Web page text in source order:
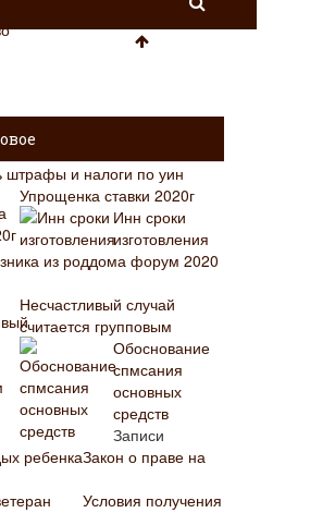
штрафы и налоги по уин
Упрощенка ставки 2020г
Инн сроки
изготовления
из роддома форум 2020
Несчастливый случай
считается групповым
Обоснование
спмсания
основных
средств
Записи
Закон о праве на
Условия получения